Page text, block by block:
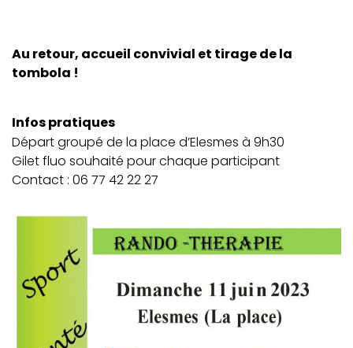
Au retour, accueil convivial et tirage de la
tombola !
Infos pratiques
Départ groupé de la place d’Elesmes à 9h30
Gilet fluo souhaité pour chaque participant
Contact : 06 77 42 22 27